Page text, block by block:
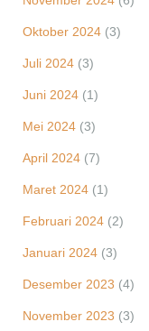
Oktober 2024 (3)
Juli 2024 (3)
Juni 2024 (1)
Mei 2024 (3)
April 2024 (7)
Maret 2024 (1)
Februari 2024 (2)
Januari 2024 (3)
Desember 2023 (4)
November 2023 (3)